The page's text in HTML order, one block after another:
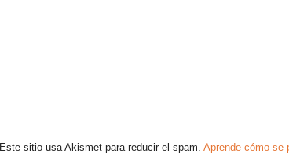
Este sitio usa Akismet para reducir el spam. Aprende cómo se